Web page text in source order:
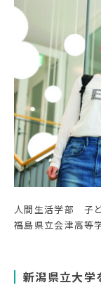
人間生活学部 子
福島県立会津高等
新潟県立大学